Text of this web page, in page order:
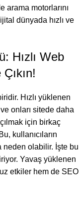
arama motorlarını
dünyada hızlı ve
Hızlı Web
Hızlı yüklenen
onları sitede daha
için birkaç
kullanıcıların
neden olabilir. İşte bu
Yavaş yüklenen
etkiler hem de SEO